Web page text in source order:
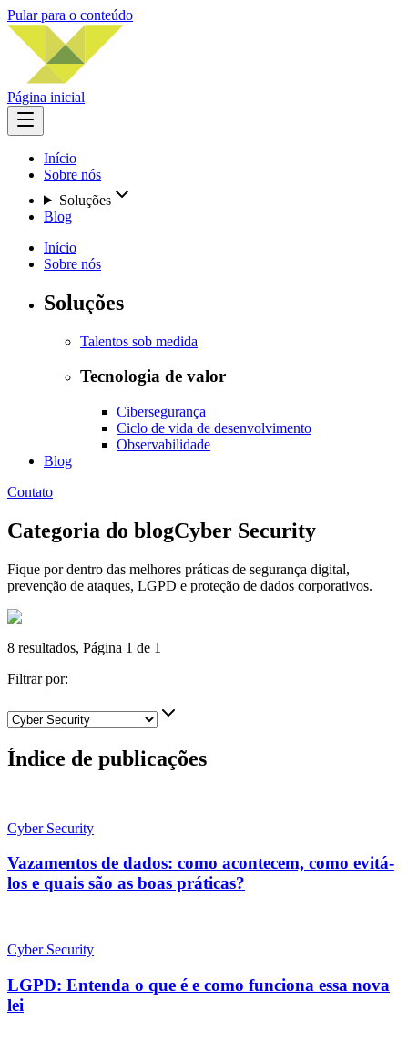
Pular para o conteúdo
Página inicial
Início
Sobre nós
Soluções
Blog
Início
Sobre nós
Soluções
Talentos sob medida
Tecnologia de valor
Cibersegurança
Ciclo de vida de desenvolvimento
Observabilidade
Blog
Contato
Categoria do blogCyber Security
Fique por dentro das melhores práticas de segurança digital,
prevenção de ataques, LGPD e proteção de dados corporativos.
8 resultados, Página 1 de 1
Filtrar por:
Índice de publicações
Cyber Security
Vazamentos de dados: como acontecem, como evitá-
los e quais são as boas práticas?
Cyber Security
LGPD: Entenda o que é e como funciona essa nova
lei